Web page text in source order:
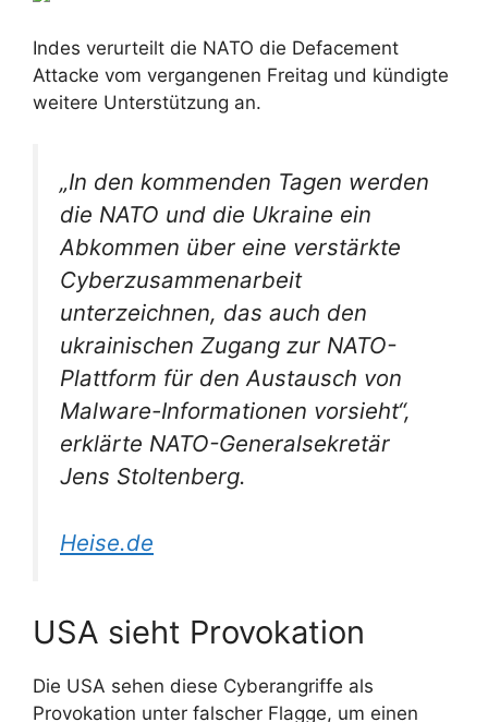
Indes verurteilt die NATO die Defacement
Attacke vom vergangenen Freitag und kündigte
weitere Unterstützung an.
„In den kommenden Tagen werden
die NATO und die Ukraine ein
Abkommen über eine verstärkte
Cyberzusammenarbeit
unterzeichnen, das auch den
ukrainischen Zugang zur NATO-
Plattform für den Austausch von
Malware-Informationen vorsieht“,
erklärte NATO-Generalsekretär
Jens Stoltenberg.
Heise.de
USA sieht Provokation
Die USA sehen diese Cyberangriffe als
Provokation unter falscher Flagge, um einen